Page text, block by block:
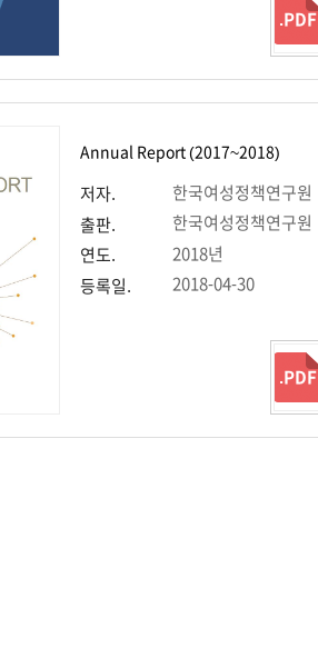
.PDF
Annual Report (2017~2018)
저자.
한국여성정책연구원
출판.
한국여성정책연구원
연도.
2018년
등록일.
2018-04-30
.PDF